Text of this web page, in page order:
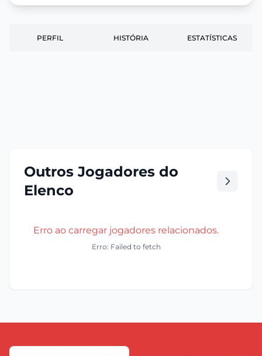
PERFIL HISTÓRIA ESTATÍSTICAS
Outros Jogadores do
Elenco
Erro ao carregar jogadores relacionados.
Erro: Failed to fetch